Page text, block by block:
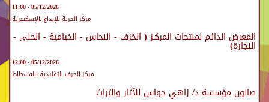
05/12/2026 - 11:00
مركز الحرية للإبداع بالإسكندرية
المعرض الدائم لمنتجات المركـز ( الخزف - النحاس - الخيامية - الحلى -
النجارة)
05/12/2026 - 12:00
مركز الحرف التقليدية بالفسطاط
صالون مؤسسة د/ زاهي حواس للآثار والتراث